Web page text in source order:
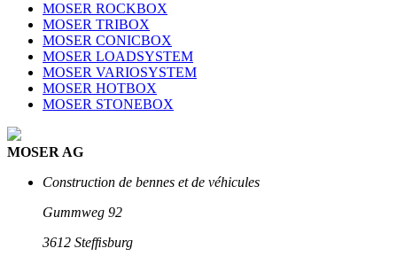
MOSER ROCKBOX
MOSER TRIBOX
MOSER CONICBOX
MOSER LOADSYSTEM
MOSER VARIOSYSTEM
MOSER HOTBOX
MOSER STONEBOX
MOSER AG
Construction de bennes et de véhicules
Gummweg 92
3612 Stefﬁsburg